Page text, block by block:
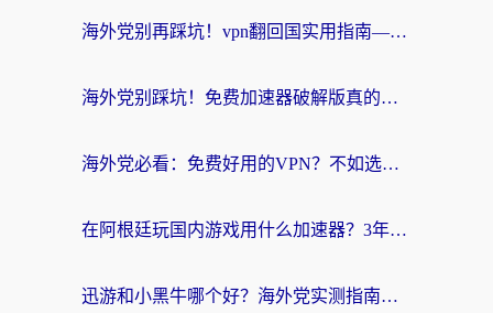
海外党别再踩坑！vpn翻回国实用指南——选对加速器，国内资源无缝用
海外党别踩坑！免费加速器破解版真的能用？教你无缝访问国内资源的正确姿势
海外党必看：免费好用的VPN？不如选对转国内加速器实现无缝追剧
在阿根廷玩国内游戏用什么加速器？3年海外党亲测实用指南
迅游和小黑牛哪个好？海外党实测指南，选对中国地址加速器才能无缝刷国内资源